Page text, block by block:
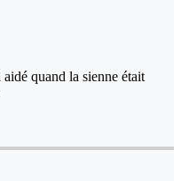
quand la sienne était